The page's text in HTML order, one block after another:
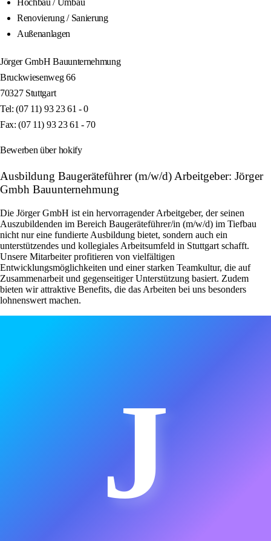
Hochbau / Umbau
Renovierung / Sanierung
Außenanlagen
Jörger GmbH Bauunternehmung
Bruckwiesenweg 66
70327 Stuttgart
Tel: (07 11) 93 23 61 - 0
Fax: (07 11) 93 23 61 - 70
Bewerben über hokify
Ausbildung Baugeräteführer (m/w/d) Arbeitgeber: Jörger
Gmbh Bauunternehmung
Die Jörger GmbH ist ein hervorragender Arbeitgeber, der seinen
Auszubildenden im Bereich Baugeräteführer/in (m/w/d) im Tiefbau
nicht nur eine fundierte Ausbildung bietet, sondern auch ein
unterstützendes und kollegiales Arbeitsumfeld in Stuttgart schafft.
Unsere Mitarbeiter profitieren von vielfältigen
Entwicklungsmöglichkeiten und einer starken Teamkultur, die auf
Zusammenarbeit und gegenseitiger Unterstützung basiert. Zudem
bieten wir attraktive Benefits, die das Arbeiten bei uns besonders
lohnenswert machen.
J